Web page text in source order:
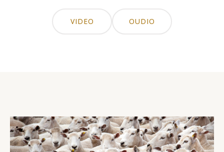
VIDEO OUDIO